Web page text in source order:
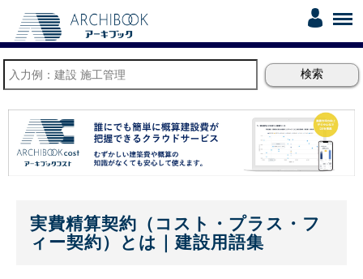
実費精算契約（コスト・プラス・フ
ィー契約）とは｜建設用語集